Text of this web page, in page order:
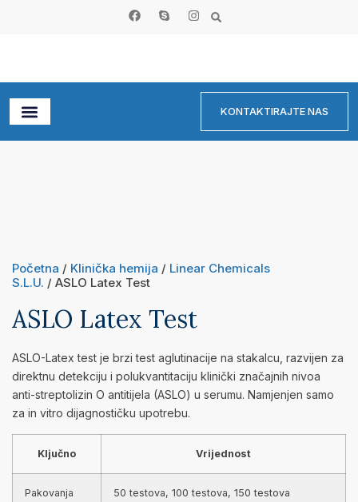
KONTAKTIRAJTE NAS
Početna / Klinička hemija / Linear Chemicals
S.L.U. / ASLO Latex Test
ASLO Latex Test
ASLO-Latex test je brzi test aglutinacije na stakalcu, razvijen za
direktnu detekciju i polukvantitaciju klinički značajnih nivoa
anti-streptolizin O antitijela (ASLO) u serumu. Namjenjen samo
za in vitro dijagnostičku upotrebu.
Ključno Vrijednost
Pakovanja 50 testova, 100 testova, 150 testova